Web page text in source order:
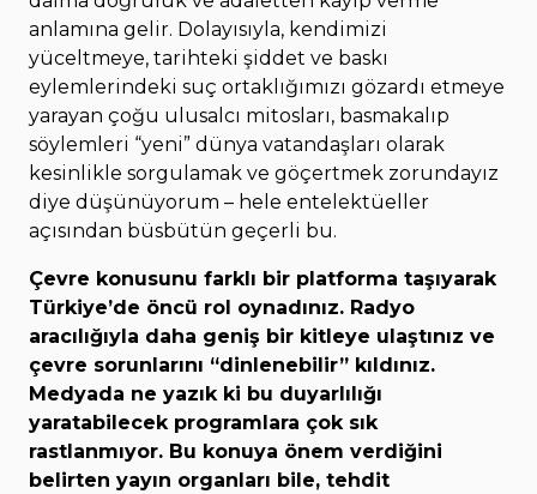
anlamına gelir. Dolayısıyla, kendimizi
yüceltmeye, tarihteki şiddet ve baskı
eylemlerindeki suç ortaklığımızı gözardı etmeye
yarayan çoğu ulusalcı mitosları, basmakalıp
söylemleri “yeni” dünya vatandaşları olarak
kesinlikle sorgulamak ve göçertmek zorundayız
diye düşünüyorum – hele entelektüeller
açısından büsbütün geçerli bu.
Çevre konusunu farklı bir platforma taşıyarak
Türkiye’de öncü rol oynadınız. Radyo
aracılığıyla daha geniş bir kitleye ulaştınız ve
çevre sorunlarını “dinlenebilir” kıldınız.
Medyada ne yazık ki bu duyarlılığı
yaratabilecek programlara çok sık
rastlanmıyor. Bu konuya önem verdiğini
belirten yayın organları bile, tehdit